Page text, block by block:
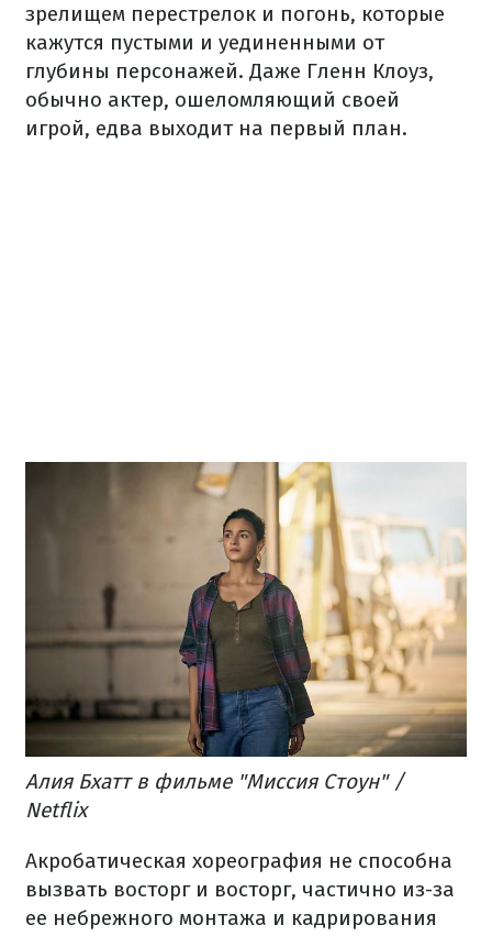
зрелищем перестрелок и погонь, которые
кажутся пустыми и уединенными от
глубины персонажей. Даже Гленн Клоуз,
обычно актер, ошеломляющий своей
игрой, едва выходит на первый план.
Алия Бхатт в фильме "Миссия Стоун" /
Netflix
Акробатическая хореография не способна
вызвать восторг и восторг, частично из-за
ее небрежного монтажа и кадрирования